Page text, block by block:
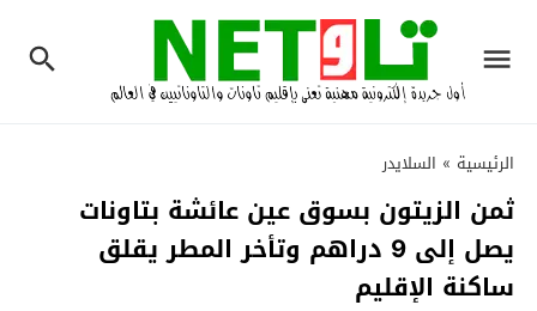
الرئيسية » السلايدر
ثمن الزيتون بسوق عين عائشة بتاونات
يصل إلى 9 دراهم وتأخر المطر يقلق
ساكنة الإقليم‎